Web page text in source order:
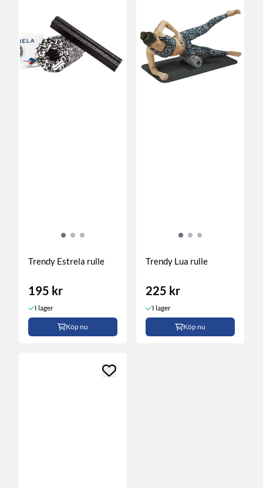
Trendy Estrela rulle
195 kr
I lager
Köp nu
Trendy Lua rulle
225 kr
I lager
Köp nu